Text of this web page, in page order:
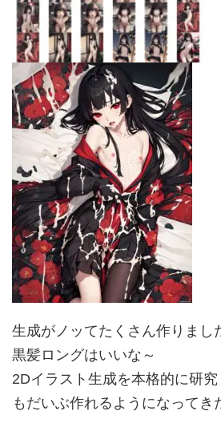
生成がノッてたくさん作りまし
黒髪ロングはいいな～
2Dイラスト生成を本格的に研
もだいぶ作れるようになってき